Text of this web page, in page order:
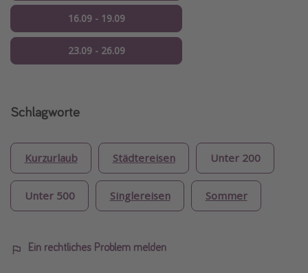
16.09 - 19.09
23.09 - 26.09
Schlagworte
Kurzurlaub Städtereisen Unter 200
Unter 500 Singlereisen Sommer
Ein rechtliches Problem melden